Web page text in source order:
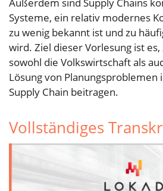
Systeme, ein relativ modernes
zu wenig bekannt ist und zu
wird. Ziel dieser Vorlesung ist
sowohl die Volkswirtschaft als
Lösung von Planungsproblemen
Supply Chain beitragen.
Vollständiges